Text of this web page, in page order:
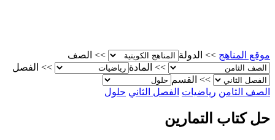
>> الدولة >>
الصف
المادة
الفصل
>> القسم
رياضيات الفصل الثاني حلول
التمارين